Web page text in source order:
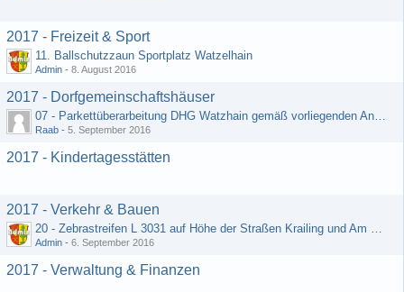
2017 - Freizeit & Sport
11. Ballschutzzaun Sportplatz Watzelhain
Admin - 8. August 2016
2017 - Dorfgemeinschaftshäuser
07 - Parkettüberarbeitung DHG Watzhain gemäß vorliegenden Angebot
Raab - 5. September 2016
2017 - Kindertagesstätten
2017 - Verkehr & Bauen
20 - Zebrastreifen L 3031 auf Höhe der Straßen Krailing und Am Heiligenborn
Admin - 6. September 2016
2017 - Verwaltung & Finanzen